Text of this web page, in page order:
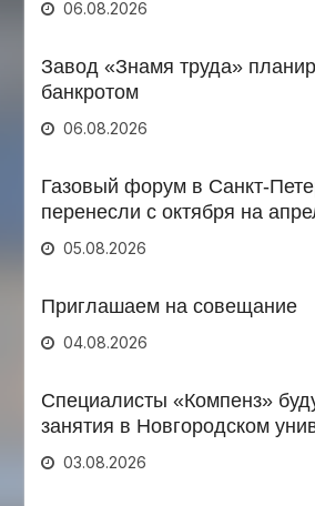
06.08.2026
Завод «Знамя труда»
банкротом
06.08.2026
Газовый форум в Санкт-
перенесли с октября на
05.08.2026
Приглашаем на совещание
04.08.2026
Специалисты «Компенз»
занятия в Новгородском
03.08.2026